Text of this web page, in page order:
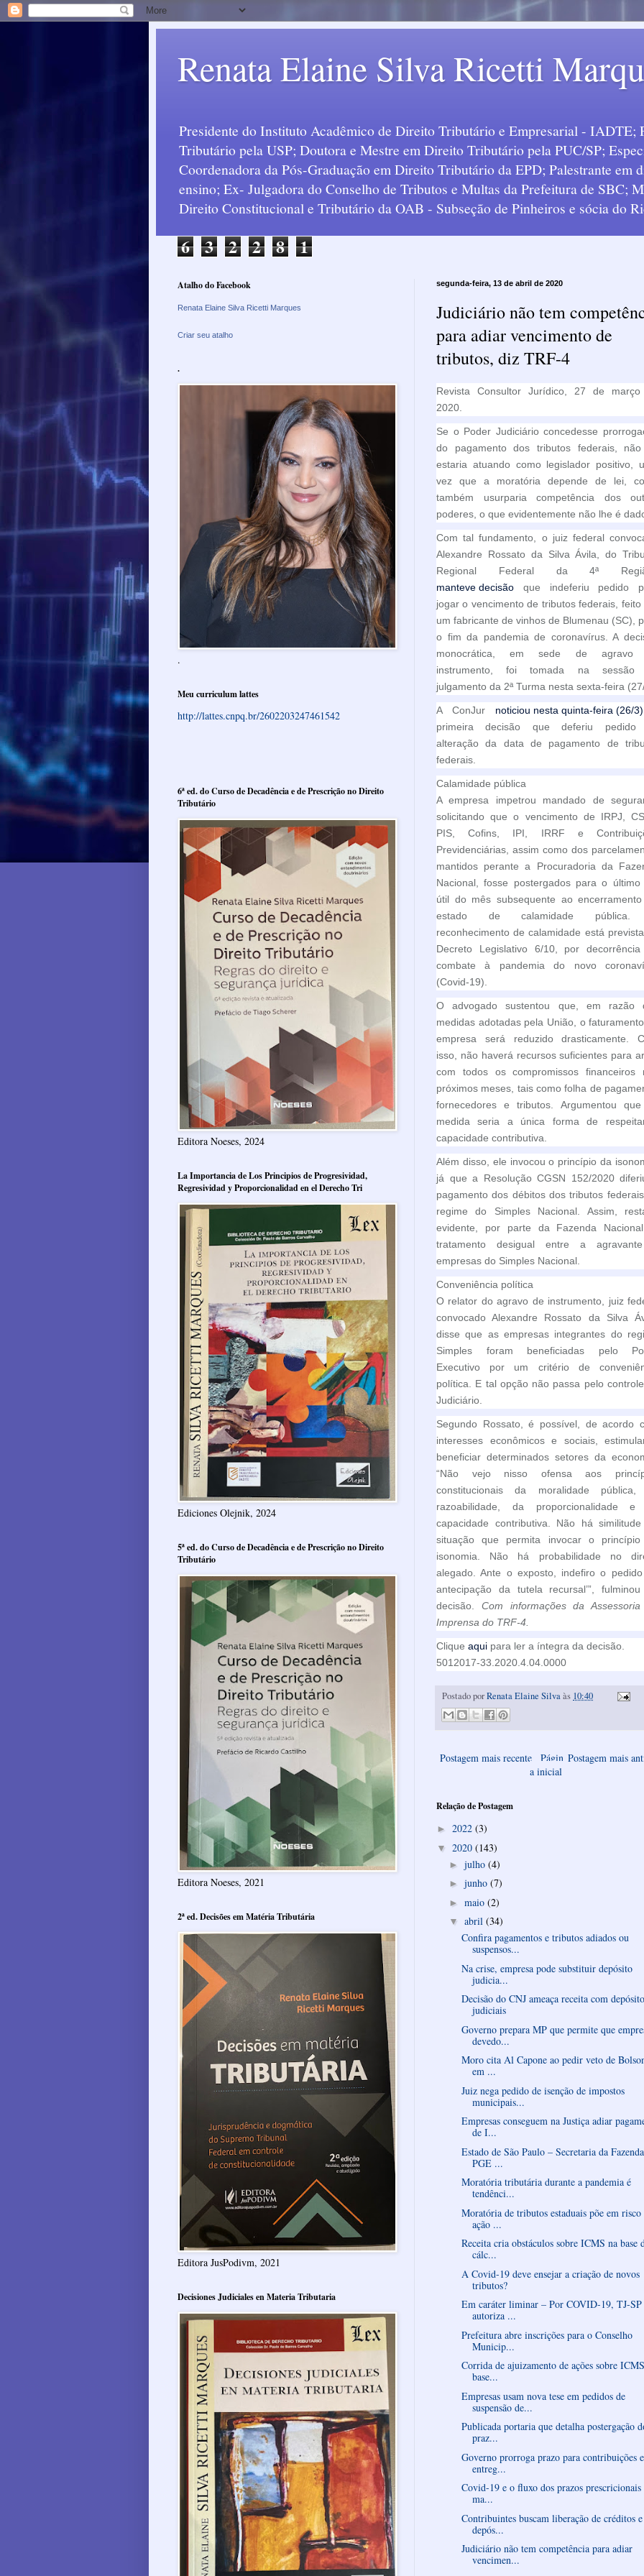
Renata Elaine Silva Ricetti
Presidente do Instituto Acadêmico de Direito Tributário e Empresarial - IADTE;
Tributário pela USP; Doutora e Mestre em Direito Tributário pela PUC/SP;
Coordenadora da Pós-Graduação em Direito Tributário da EPD; Palestrante em
ensino; Ex- Julgadora do Conselho de Tributos e Multas da Prefeitura de SBC;
Direito Constitucional e Tributário da OAB - Subseção de Pinheiros e sócia do
6 3 2 2 8 1
segunda-feira, 13 de abril de 2020
Judiciário não tem
para adiar vencimento de
tributos, diz TRF-4
Revista Consultor Jurídico, 27 de
2020.
Se o Poder Judiciário concedesse
do pagamento dos tributos federais,
estaria atuando como legislador positivo,
vez que a moratória depende de lei,
também usurparia competência dos
poderes, o que evidentemente não lhe é
Com tal fundamento, o juiz federal
Alexandre Rossato da Silva Ávila, do
Regional Federal da 4ª
manteve decisão que indeferiu pedido
jogar o vencimento de tributos federais, feito
um fabricante de vinhos de Blumenau (SC),
o fim da pandemia de coronavírus. A
monocrática, em sede de agravo
instrumento, foi tomada na sessão
julgamento da 2ª Turma nesta sexta-feira
A ConJur noticiou nesta quinta-feira (26/3)
primeira decisão que deferiu pedido
alteração da data de pagamento de
federais.
Calamidade pública
A empresa impetrou mandado de
solicitando que o vencimento de IRPJ,
PIS, Cofins, IPI, IRRF e
Previdenciárias, assim como dos
mantidos perante a Procuradoria da
Nacional, fosse postergados para o último
útil do mês subsequente ao
estado de calamidade
reconhecimento de calamidade está
Decreto Legislativo 6/10, por
combate à pandemia do novo
(Covid-19).
O advogado sustentou que, em razão
medidas adotadas pela União, o
empresa será reduzido drasticamente.
isso, não haverá recursos suficientes para
com todos os compromissos financeiros
próximos meses, tais como folha de
fornecedores e tributos. Argumentou
medida seria a única forma de
capacidade contributiva.
Além disso, ele invocou o princípio da
já que a Resolução CGSN 152/2020
pagamento dos débitos dos tributos
regime do Simples Nacional. Assim,
evidente, por parte da Fazenda
tratamento desigual entre a
empresas do Simples Nacional.
Conveniência política
O relator do agravo de instrumento, juiz
convocado Alexandre Rossato da Silva
disse que as empresas integrantes do
Simples foram beneficiadas pelo
Executivo por um critério de
política. E tal opção não passa pelo
Judiciário.
Segundo Rossato, é possível, de acordo
interesses econômicos e sociais,
beneficiar determinados setores da
“Não vejo nisso ofensa aos
constitucionais da moralidade
razoabilidade, da proporcionalidade
capacidade contributiva. Não há
situação que permita invocar o
isonomia. Não há probabilidade no
alegado. Ante o exposto, indefiro o
antecipação da tutela recursal’”,
decisão. Com informações da
Imprensa do TRF-4.
Clique aqui para ler a íntegra da decisão.
5012017-33.2020.4.04.0000
Postado porRenata Elaine Silvaàs 10:40
Postagem mais recente Postagem mais
Págin
a inicial
Relação de Postagem
► 2022 (3)
▼ 2020 (143)
► julho (4)
► junho (7)
► maio (2)
▼ abril (34)
Confira pagamentos e tributos adiados ou
suspensos...
Na crise, empresa pode substituir depósito
judicia...
Decisão do CNJ ameaça receita com
judiciais
Governo prepara MP que permite que
devedo...
Moro cita Al Capone ao pedir veto de
em ...
Juiz nega pedido de isenção de impostos
municipais...
Empresas conseguem na Justiça adiar
de I...
Estado de São Paulo – Secretaria da
PGE ...
Moratória tributária durante a pandemia é
tendênci...
Moratória de tributos estaduais põe em risco
ação ...
Receita cria obstáculos sobre ICMS na base
cálc...
A Covid-19 deve ensejar a criação de novos
tributos?
Em caráter liminar – Por COVID-19, TJ-SP
autoriza ...
Prefeitura abre inscrições para o Conselho
Municip...
Corrida de ajuizamento de ações sobre
base...
Empresas usam nova tese em pedidos de
suspensão de...
Publicada portaria que detalha postergação
praz...
Governo prorroga prazo para contribuições e
entreg...
Covid-19 e o fluxo dos prazos prescricionais
ma...
Contribuintes buscam liberação de créditos e
depós...
Judiciário não tem competência para adiar
vencimen...
Atalho do Facebook
Renata Elaine Silva Ricetti Marques
Criar seu atalho
.
.
Meu curriculum lattes
http://lattes.cnpq.br/2602203247461542
6ª ed. do Curso de Decadência e de Prescrição no Direito
Tributário
Editora Noeses, 2024
La Importancia de Los Principios de Progresividad,
Regresividad y Proporcionalidad en el Derecho Tri
Ediciones Olejnik, 2024
5ª ed. do Curso de Decadência e de Prescrição no Direito
Tributário
Editora Noeses, 2021
2ª ed. Decisões em Matéria Tributária
Editora JusPodivm, 2021
Decisiones Judiciales en Materia Tributaria